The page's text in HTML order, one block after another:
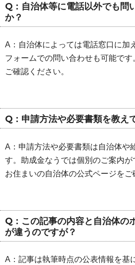
Q：自治体等に電話以外でも問
か？
A：自治体によっては電話窓口に加
フォームでの問い合わせも可能で
ご確認ください。
Q：申請方法や必要書類を教え
A：申請方法や必要書類は自治体や
す。助成金なうでは個別のご案内
お住まいの自治体の公式ページをご
Q：この記事の内容と自治体の
が違うのですが？
A：記事は執筆時点の公表情報を基